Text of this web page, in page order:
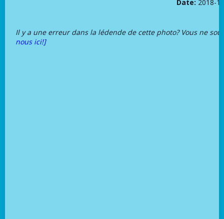
Date: 2018-
Il y a une erreur dans la lédende de cette photo? Vous ne
nous ici!]